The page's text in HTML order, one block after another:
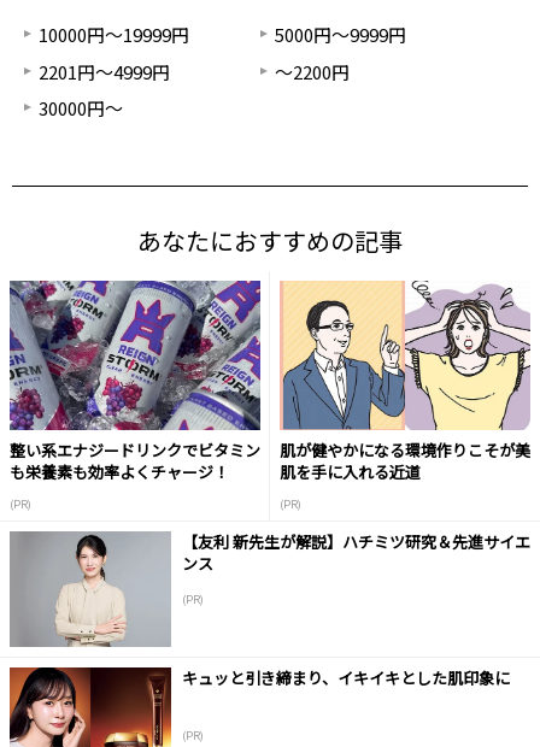
10000円～19999円
5000円～9999円
2201円～4999円
～2200円
30000円～
あなたにおすすめの記事
整い系エナジードリンクでビタミン
も栄養素も効率よくチャージ！
(PR)
肌が健やかになる環境作りこそが美
肌を手に入れる近道
(PR)
【友利 新先生が解説】ハチミツ研究＆先進サイエ
ンス
(PR)
キュッと引き締まり、イキイキとした肌印象に
(PR)